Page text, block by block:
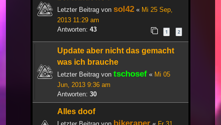
Letzter Beitrag von sol42 « Mi 25 Sep,
2013 11:29 am
Antworten: 43 1 2
Update aber nicht das gemacht
was ich brauche
Letzter Beitrag von tschosef « Mi 05
Jun, 2013 9:36 am
Antworten: 30
Alles doof